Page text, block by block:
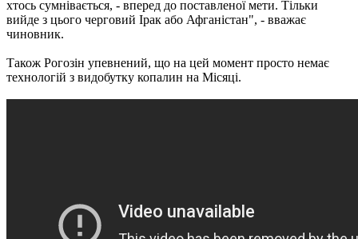
хтось сумнівається, - вперед до поставленої мети. Тільки
вийде з цього черговий Ірак або Афганістан", - вважає
чиновник.
Також Рогозін упевнений, що на цей момент просто немає
технологій з видобутку копалин на Місяці.